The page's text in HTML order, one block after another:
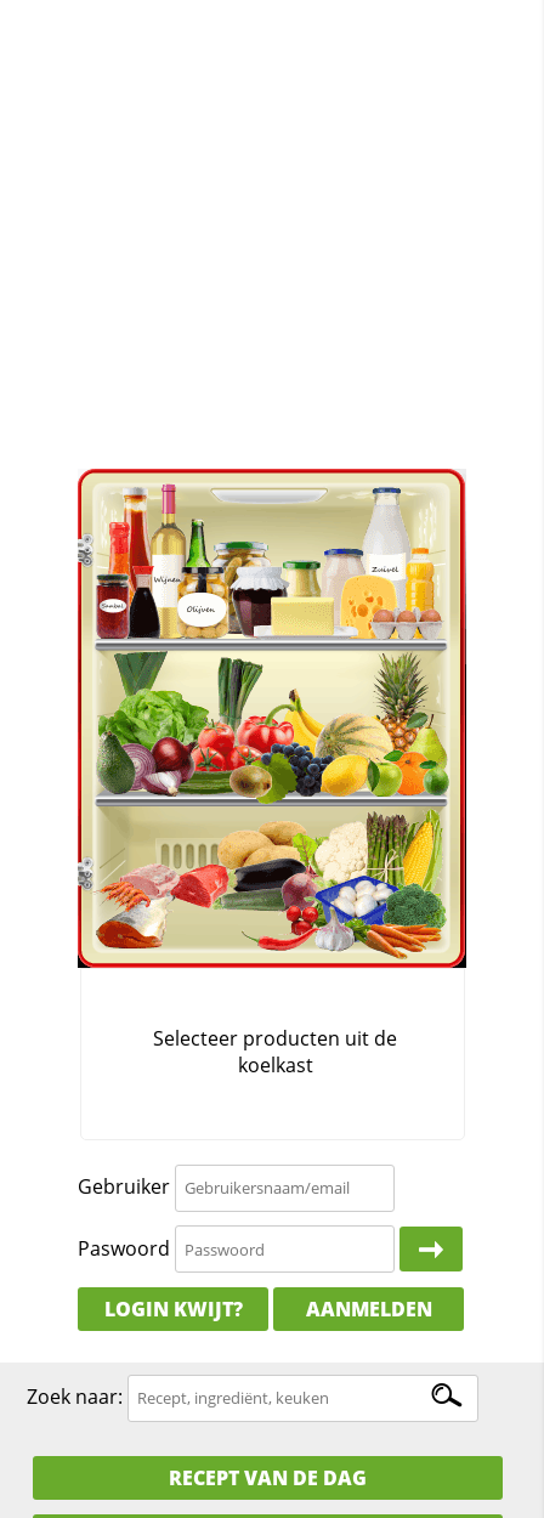
Gebruiker
Paswoord
LOGIN KWIJT? AANMELDEN
Zoek naar:
RECEPT VAN DE DAG